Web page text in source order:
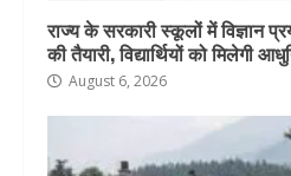
राज्य के सरकारी स्कूलों में विज्ञान
की तैयारी, विद्यार्थियों को मिलेगी
August 6, 2026